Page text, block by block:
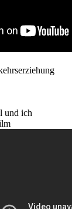
und ich